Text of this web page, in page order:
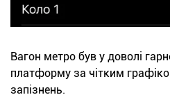
Вагон метро був у доволі
платформу за чітким
запізнень.